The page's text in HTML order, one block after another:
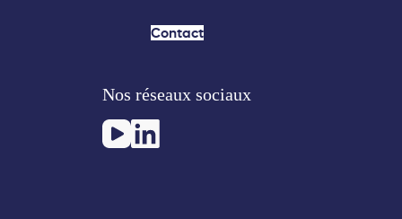
Contact
Nos réseaux sociaux